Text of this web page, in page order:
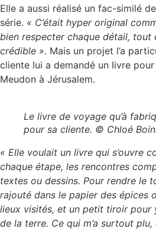
Elle a aussi réalisé un fac-similé
série. « C’était hyper original
bien respecter chaque détail, tout
crédible ». Mais un projet l’a
cliente lui a demandé un livre
Meudon à Jérusalem.
Le livre de voyage qu’à
pour sa cliente. © Chloé
« Elle voulait un livre qui s’ouvre
chaque étape, les rencontres
textes ou dessins. Pour rendre le
rajouté dans le papier des épices
lieux visités, et un petit tiroir pour
de la terre. Ce qui m’a surtout plu,